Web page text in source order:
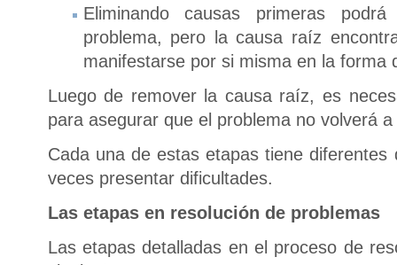
Eliminando causas primeras
problema, pero la causa raíz
manifestarse por si misma en la forma
Luego de remover la causa raíz, es
para asegurar que el problema no volverá a
Cada una de estas etapas tiene
veces presentar dificultades.
Las etapas en resolución de problemas
Las etapas detalladas en el proceso de